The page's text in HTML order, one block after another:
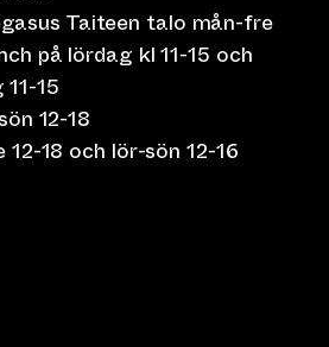
Taiteen talo mån-fre
på lördag kl 11-15 och
15
12-18
18 och lör-sön 12-16
webbtjänst)